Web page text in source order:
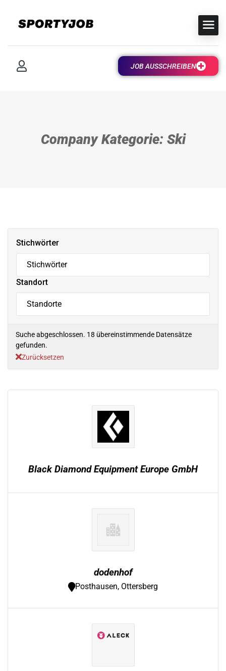
JOB AUSSCHREIBEN
Company Kategorie: Ski
Stichwörter
Standort
Suche abgeschlossen. 18 übereinstimmende Datensätze
gefunden.
Zurücksetzen
Black Diamond Equipment Europe GmbH
dodenhof
Posthausen, Ottersberg